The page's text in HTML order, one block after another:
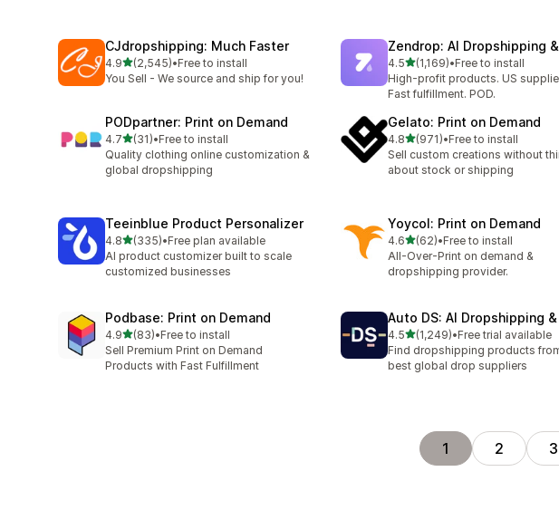
CJdropshipping: Much Faster
4.9별 5개 중
(2,545)
총 리뷰 2545개
•Free to install
You Sell - We source and ship for you!
Zendrop: AI Dropshipping &
4.5별 5개 중
(1,169)
총 리뷰 1169개
•Free to install
High-profit products. US
Fast fulfillment. POD.
PODpartner: Print on Demand
4.7별 5개 중
(31)
총 리뷰 31개
•Free to install
Quality clothing online customization &
global dropshipping
Gelato: Print on Demand
4.8별 5개 중
(971)
총 리뷰 971개
•Free to install
Sell custom creations without
about stock or shipping
Teeinblue Product Personalizer
4.8별 5개 중
(335)
총 리뷰 335개
•Free plan available
AI product customizer built to scale
customized businesses
Yoycol: Print on Demand
4.6별 5개 중
(62)
총 리뷰 62개
•Free to install
All-Over-Print on demand &
dropshipping provider.
Podbase: Print on Demand
4.9별 5개 중
(83)
총 리뷰 83개
•Free to install
Sell Premium Print on Demand
Products with Fast Fulfillment
Auto DS: AI Dropshipping &
4.5별 5개 중
(1,249)
총 리뷰 1249개
•Free trial available
Find dropshipping products
best global drop suppliers
1 2 3